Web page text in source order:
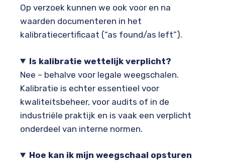
Op verzoek kunnen we ook voor en na
waarden documenteren in het
kalibratiecertificaat (“as found/as left”).
Is kalibratie wettelijk verplicht?
Nee – behalve voor legale weegschalen.
Kalibratie is echter essentieel voor
kwaliteitsbeheer, voor audits of in de
industriële praktijk en is vaak een verplicht
onderdeel van interne normen.
Hoe kan ik mijn weegschaal opsturen